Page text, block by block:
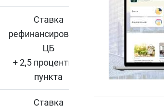
Ставка
рефинансирования
ЦБ
+ 2,5 процентных
пункта
Ставка